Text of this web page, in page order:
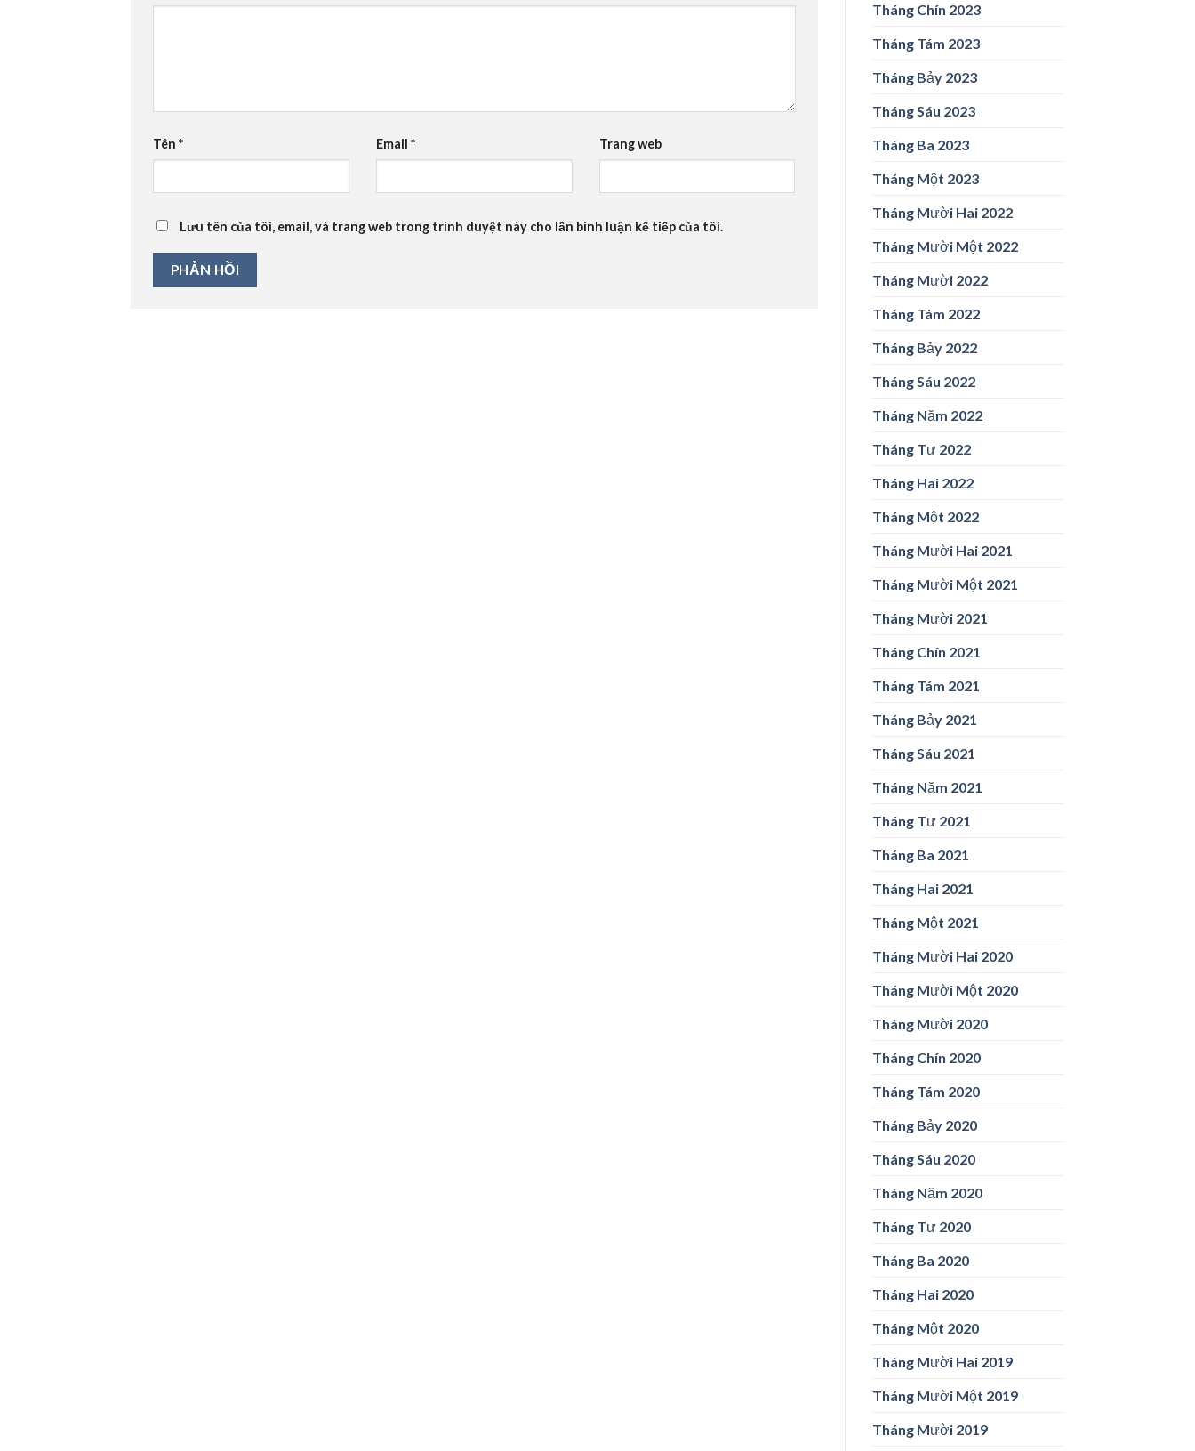
Tên * Email * Trang web
Lưu tên của tôi, email, và trang web trong trình duyệt này cho lần bình luận kế tiếp của tôi.
Tháng Chín 2023
Tháng Tám 2023
Tháng Bảy 2023
Tháng Sáu 2023
Tháng Ba 2023
Tháng Một 2023
Tháng Mười Hai 2022
Tháng Mười Một 2022
Tháng Mười 2022
Tháng Tám 2022
Tháng Bảy 2022
Tháng Sáu 2022
Tháng Năm 2022
Tháng Tư 2022
Tháng Hai 2022
Tháng Một 2022
Tháng Mười Hai 2021
Tháng Mười Một 2021
Tháng Mười 2021
Tháng Chín 2021
Tháng Tám 2021
Tháng Bảy 2021
Tháng Sáu 2021
Tháng Năm 2021
Tháng Tư 2021
Tháng Ba 2021
Tháng Hai 2021
Tháng Một 2021
Tháng Mười Hai 2020
Tháng Mười Một 2020
Tháng Mười 2020
Tháng Chín 2020
Tháng Tám 2020
Tháng Bảy 2020
Tháng Sáu 2020
Tháng Năm 2020
Tháng Tư 2020
Tháng Ba 2020
Tháng Hai 2020
Tháng Một 2020
Tháng Mười Hai 2019
Tháng Mười Một 2019
Tháng Mười 2019